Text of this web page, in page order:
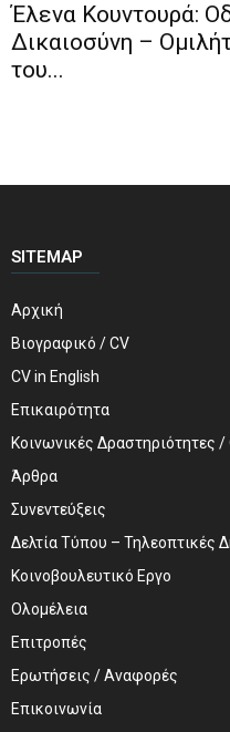
Έλενα Κουντουρά:
Δικαιοσύνη –
του...
SITEMAP
Αρχική
Βιογραφικό / CV
CV in English
Επικαιρότητα
Κοινωνικές Δραστηριότητες /
Άρθρα
Συνεντεύξεις
Δελτία Τύπου – Τηλεοπτικές
Κοινοβουλευτικό Εργο
Ολομέλεια
Επιτροπές
Ερωτήσεις / Αναφορές
Επικοινωνία